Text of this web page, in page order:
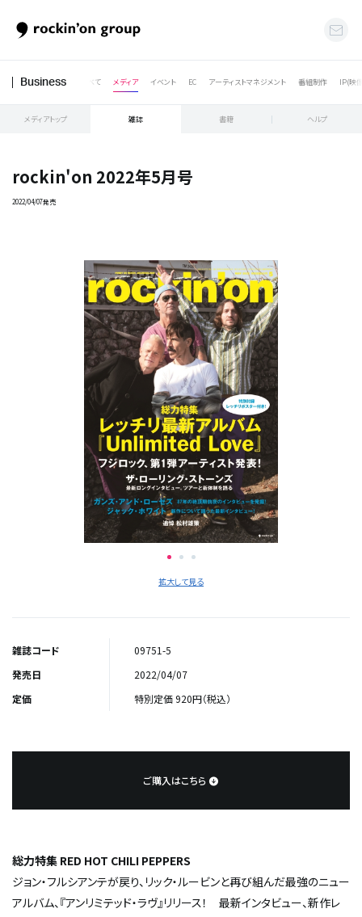
Business すべて メディア イベント EC アーティストマネジメント 番組制作 IP(映
メディアトップ 雑誌 書籍 ヘルプ
rockin'on 2022年5月号
2022/04/07発売
拡大して見る
雑誌コード
09751-5
発売日
2022/04/07
定価
特別定価 920円（税込）
ご購入はこちら
総力特集 RED HOT CHILI PEPPERS
ジョン・フルシアンテが戻り、リック・ルービンと再び組んだ最強のニュー
アルバム、『アンリミテッド・ラヴ』リリース！ 最新インタビュー、新作レ